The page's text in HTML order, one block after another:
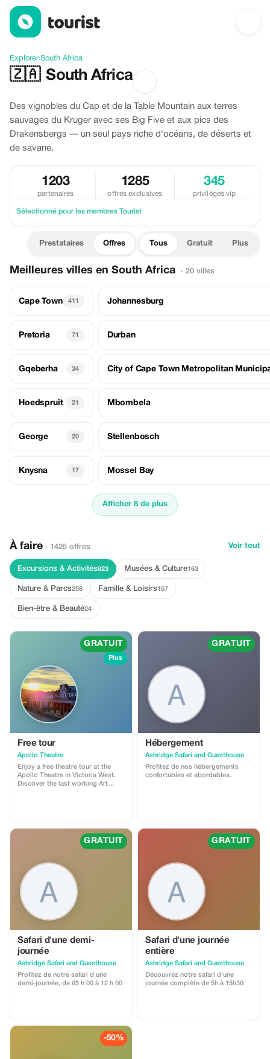
Offres à South Africa
Explorer›South Africa
🇿🇦 South Africa
Des vignobles du Cap et de la Table Mountain aux terres
sauvages du Kruger avec ses Big Five et aux pics des
Drakensbergs — un seul pays riche d'océans, de déserts et
de savane.
1203
partenaires
1285
offres exclusives
345
privilèges vip
Sélectionné pour les membres Tourist
Prestataires Offres Tous Gratuit Plus
Meilleures villes en South Africa · 20 villes
Cape Town 411 Johannesburg
Pretoria 71 Durban
Gqeberha 34 City of Cape Town Metropolitan
Hoedspruit 21 Mbombela
George 20 Stellenbosch
Knysna 17 Mossel Bay
Afficher 8 de plus
À faire · 1425 offres Voir tout
Excursions & Activités823 Musées & Culture163
Nature & Parcs258 Famille & Loisirs157
Bien-être & Beauté24
GRATUIT
Plus
Free tour
Apollo Theatre
Enjoy a free theatre tour at the
Apollo Theatre in Victoria West.
Discover the last working Art
GRATUIT
Hébergement
Ashridge Safari and Guesthouse
Profitez de nos hébergements
confortables et abordables.
GRATUIT
Safari d'une demi-
journée
Ashridge Safari and Guesthouse
Profitez de notre safari d'une
demi-journée, de 05 h 00 à 12 h 00
GRATUIT
Safari d'une journée
entière
Ashridge Safari and Guesthouse
Découvrez notre safari d'une
journée complète de 5h à 15h30
-50%